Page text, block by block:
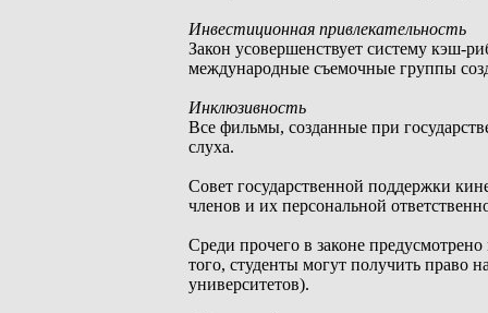
Инвестиционная привлекательность
Закон усовершенствует систему кэш-
международные съемочные группы
Инклюзивность
Все фильмы, созданные при
слуха.
Совет государственной поддержки
членов и их персональной
Среди прочего в законе
того, студенты могут получить право
университетов).